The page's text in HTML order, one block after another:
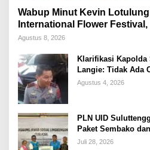
Wabup Minut Kevin
International Flower
Pariwisata Nasional
Agustus 8, 2026
Klarifikasi
Langie: Tidak Ada
Jalankan Perintah
Agustus 4, 2026
PLN UID
Paket Sembako
Kelistrikan Pasca
Juli 28, 2026